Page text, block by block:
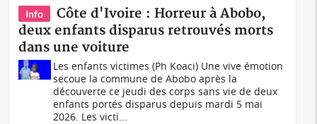
Info
Côte d'Ivoire : Horreur à Abobo,
deux enfants disparus retrouvés morts
dans une voiture
Les enfants victimes (Ph Koaci) Une vive émotion
secoue la commune de Abobo après la
découverte ce jeudi des corps sans vie de deux
enfants portés disparus depuis mardi 5 mai
2026. Les victi...